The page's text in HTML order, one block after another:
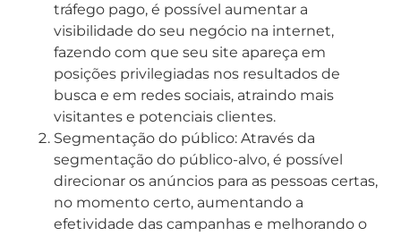
tráfego pago, é possível aumentar a
visibilidade do seu negócio na internet,
fazendo com que seu site apareça em
posições privilegiadas nos resultados de
busca e em redes sociais, atraindo mais
visitantes e potenciais clientes.
Segmentação do público: Através da
segmentação do público-alvo, é possível
direcionar os anúncios para as pessoas certas,
no momento certo, aumentando a
efetividade das campanhas e melhorando o